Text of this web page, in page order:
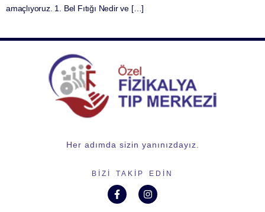
amaçlıyoruz. 1. Bel Fıtığı Nedir ve […]
Her adımda sizin yanınızdayız.
BIZI TAKIP EDIN